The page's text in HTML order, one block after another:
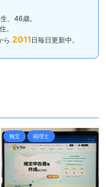
、46歳。
。
ら 2011日毎日更新中。
独立 税理士